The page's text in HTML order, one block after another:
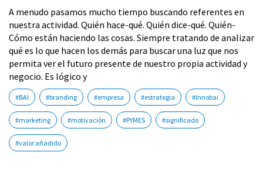
A menudo pasamos mucho tiempo buscando referentes en
nuestra actividad. Quién hace-qué. Quién dice-qué. Quién-
Cómo están haciendo las cosas. Siempre tratando de analizar
qué es lo que hacen los demás para buscar una luz que nos
permita ver el futuro presente de nuestro propia actividad y
negocio. Es lógico y
#BAI #branding #empresa #estrategia #Innobai
#marketing #motivación #PYMES #significado
#valor añadido